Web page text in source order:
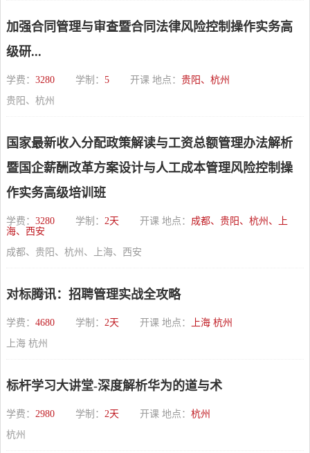
加强合同管理与审查暨合同法律风险控制操作实务高
级研...
学费： 3280 学制： 5 开课 地点： 贵阳、杭州
贵阳、杭州
国家最新收入分配政策解读与工资总额管理办法解析
暨国企薪酬改革方案设计与人工成本管理风险控制操
作实务高级培训班
学费： 3280 学制： 2天 开课 地点： 成都、贵阳、杭州、上
海、西安
成都、贵阳、杭州、上海、西安
对标腾讯：招聘管理实战全攻略
学费： 4680 学制： 2天 开课 地点：
上海 杭州
上海 杭州
标杆学习大讲堂-深度解析华为的道与术
学费： 2980 学制： 2天 开课 地点： 杭州
杭州